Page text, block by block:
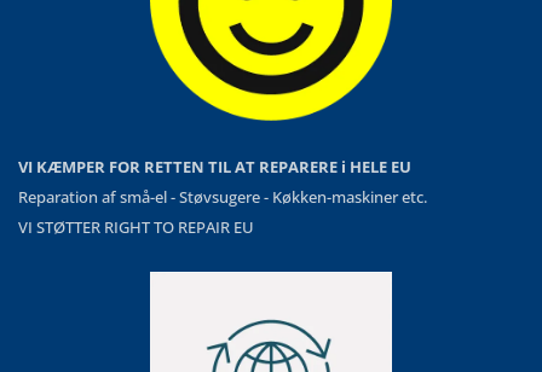
VI KÆMPER FOR RETTEN TIL AT REPARERE i HELE EU
Reparation af små-el - Støvsugere - Køkken-maskiner etc.
VI STØTTER RIGHT TO REPAIR EU